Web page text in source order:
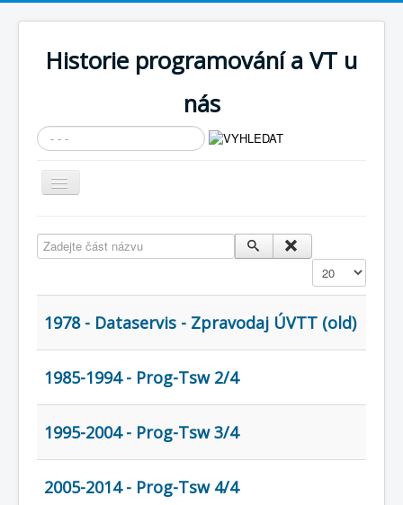
Historie programování a VT u
nás
Vyhledávání...
Přepnout
navigaci
Cíle expozice
Současnost SW a IT
KNIHOVNA
Historické počítače
COBOL
O nás
Úvod Mapa stránek (štítky)
Zadejte část názvu
Zobrazit
1978 - Dataservis - Zpravodaj ÚVTT (old)
1985-1994 - Prog-Tsw 2/4
1995-2004 - Prog-Tsw 3/4
2005-2014 - Prog-Tsw 4/4